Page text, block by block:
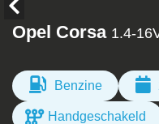
Opel Corsa 1.4-
Benzine
Handgeschakeld